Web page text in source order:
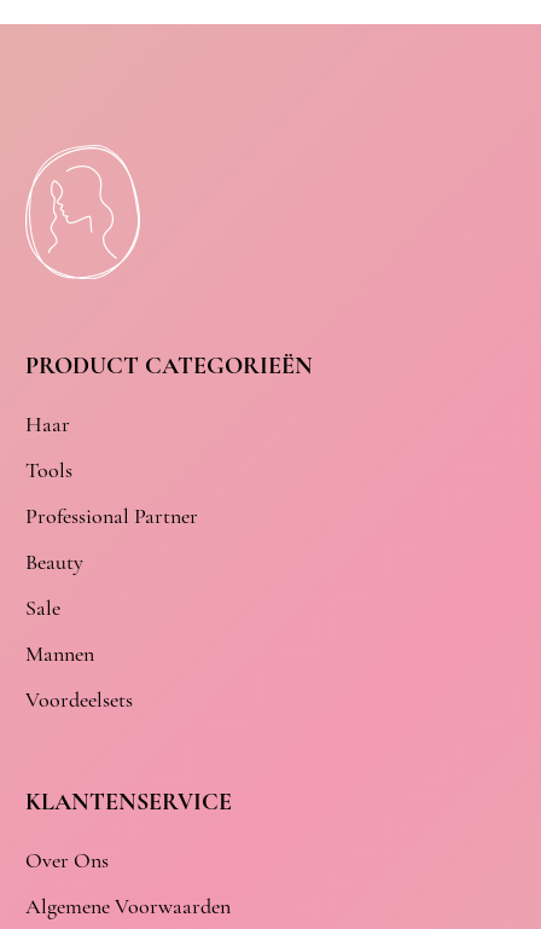
PRODUCT CATEGORIEËN
Haar
Tools
Professional Partner
Beauty
Sale
Mannen
Voordeelsets
KLANTENSERVICE
Over Ons
Algemene Voorwaarden